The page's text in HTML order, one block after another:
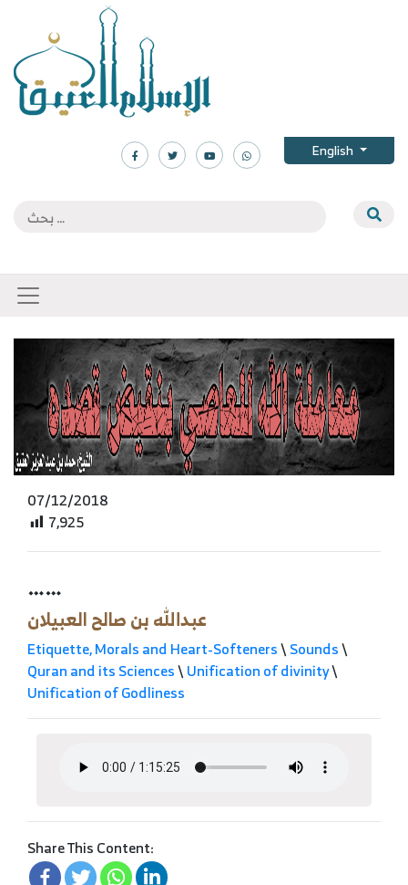
English
07/12/2018
7,925
……
عبدالله بن صالح العبيلان
Etiquette, Morals and Heart-Softeners\Sounds\
Quran and its Sciences\Unification of divinity\
Unification of Godliness
Share This Content: